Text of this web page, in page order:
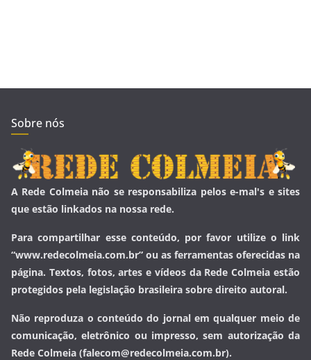
Sobre nós
A Rede Colmeia não se responsabiliza pelos e-mal's e sites
que estão linkados na nossa rede.
Para compartilhar esse conteúdo, por favor utilize o link
“www.redecolmeia.com.br” ou as ferramentas oferecidas na
página. Textos, fotos, artes e vídeos da Rede Colmeia estão
protegidos pela legislação brasileira sobre direito autoral.
Não reproduza o conteúdo do jornal em qualquer meio de
comunicação, eletrônico ou impresso, sem autorização da
Rede Colmeia (falecom@redecolmeia.com.br).